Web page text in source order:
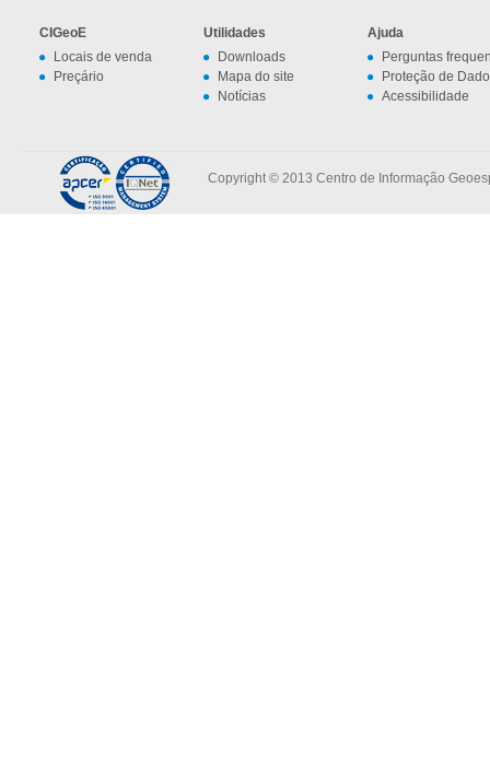
CIGeoE
Locais de venda
Preçário
Utilidades
Downloads
Mapa do site
Notícias
Ajuda
Perguntas
Proteção de
Acessibilidade
Copyright © 2013 Centro de Informação